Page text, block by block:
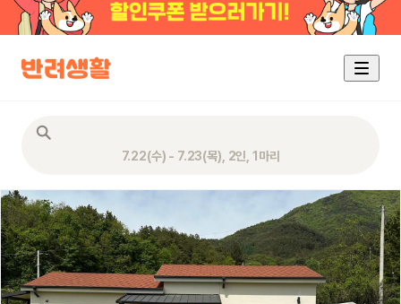
7.22(수) - 7.23(목), 2인, 1마리